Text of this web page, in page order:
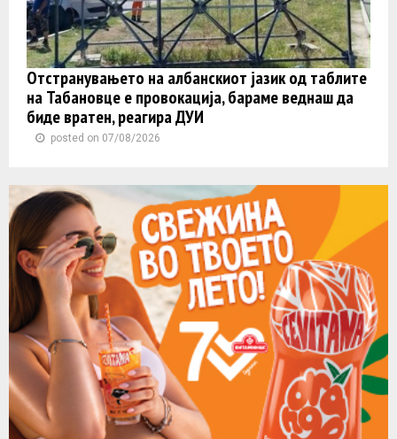
Отстранувањето на албанскиот јазик од таблите
на Табановце е провокација, бараме веднаш да
биде вратен, реагира ДУИ
posted on 07/08/2026